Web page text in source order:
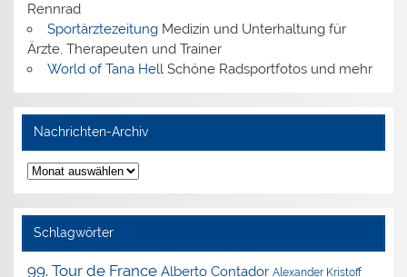
Rennrad
SportärztezeitungMedizin und Unterhaltung für
Ärzte, Therapeuten und Trainer
World of Tana HellSchöne Radsportfotos und mehr
Nachrichten-Archiv
Nachrichten-
Archiv
Schlagwörter
99. Tour de France Alberto Contador Alexander Kristoff